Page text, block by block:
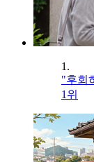
1.
"후회
1위